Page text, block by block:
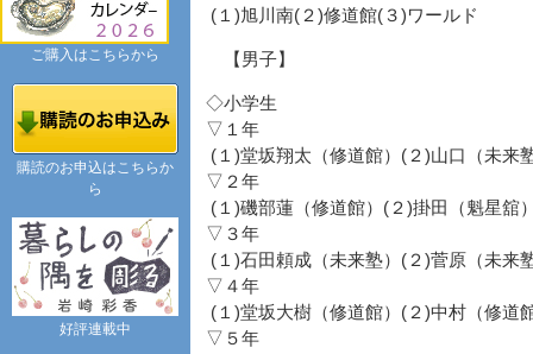
(１)旭川南(２)修道館(３)ワールド
【男子】
◇小学生
▽１年
(１)堂坂翔太（修道館）(２)山口（未来
▽２年
(１)磯部蓮（修道館）(２)掛田（魁星舘
▽３年
(１)石田頼成（未来塾）(２)菅原（未来
▽４年
(１)堂坂大樹（修道館）(２)中村（修道
▽５年
ご購入はこちらから
購読のお申込はこちらか
ら
好評連載中